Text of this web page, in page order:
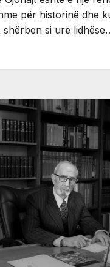
për historinë dhe
shërben si urë